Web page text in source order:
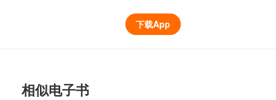
下载App
相似电子书